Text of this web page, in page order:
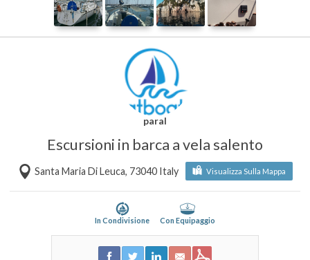
paral
Escursioni in barca a vela salento
Santa Maria Di Leuca, 73040 Italy Visualizza Sulla Mappa
In Condivisione Con Equipaggio